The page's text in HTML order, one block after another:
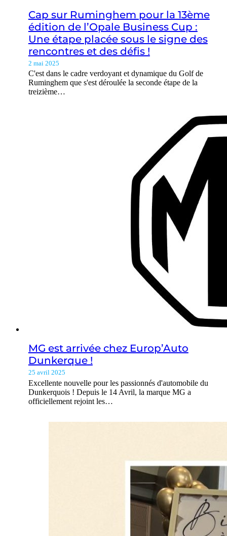
Cap sur Ruminghem pour la 13ème
édition de l’Opale Business Cup :
Une étape placée sous le signe des
rencontres et des défis !
2 mai 2025
C'est dans le cadre verdoyant et dynamique du Golf de
Ruminghem que s'est déroulée la seconde étape de la
treizième…
MG est arrivée chez Europ’Auto
Dunkerque !
25 avril 2025
Excellente nouvelle pour les passionnés d'automobile du
Dunkerquois ! Depuis le 14 Avril, la marque MG a
officiellement rejoint les…